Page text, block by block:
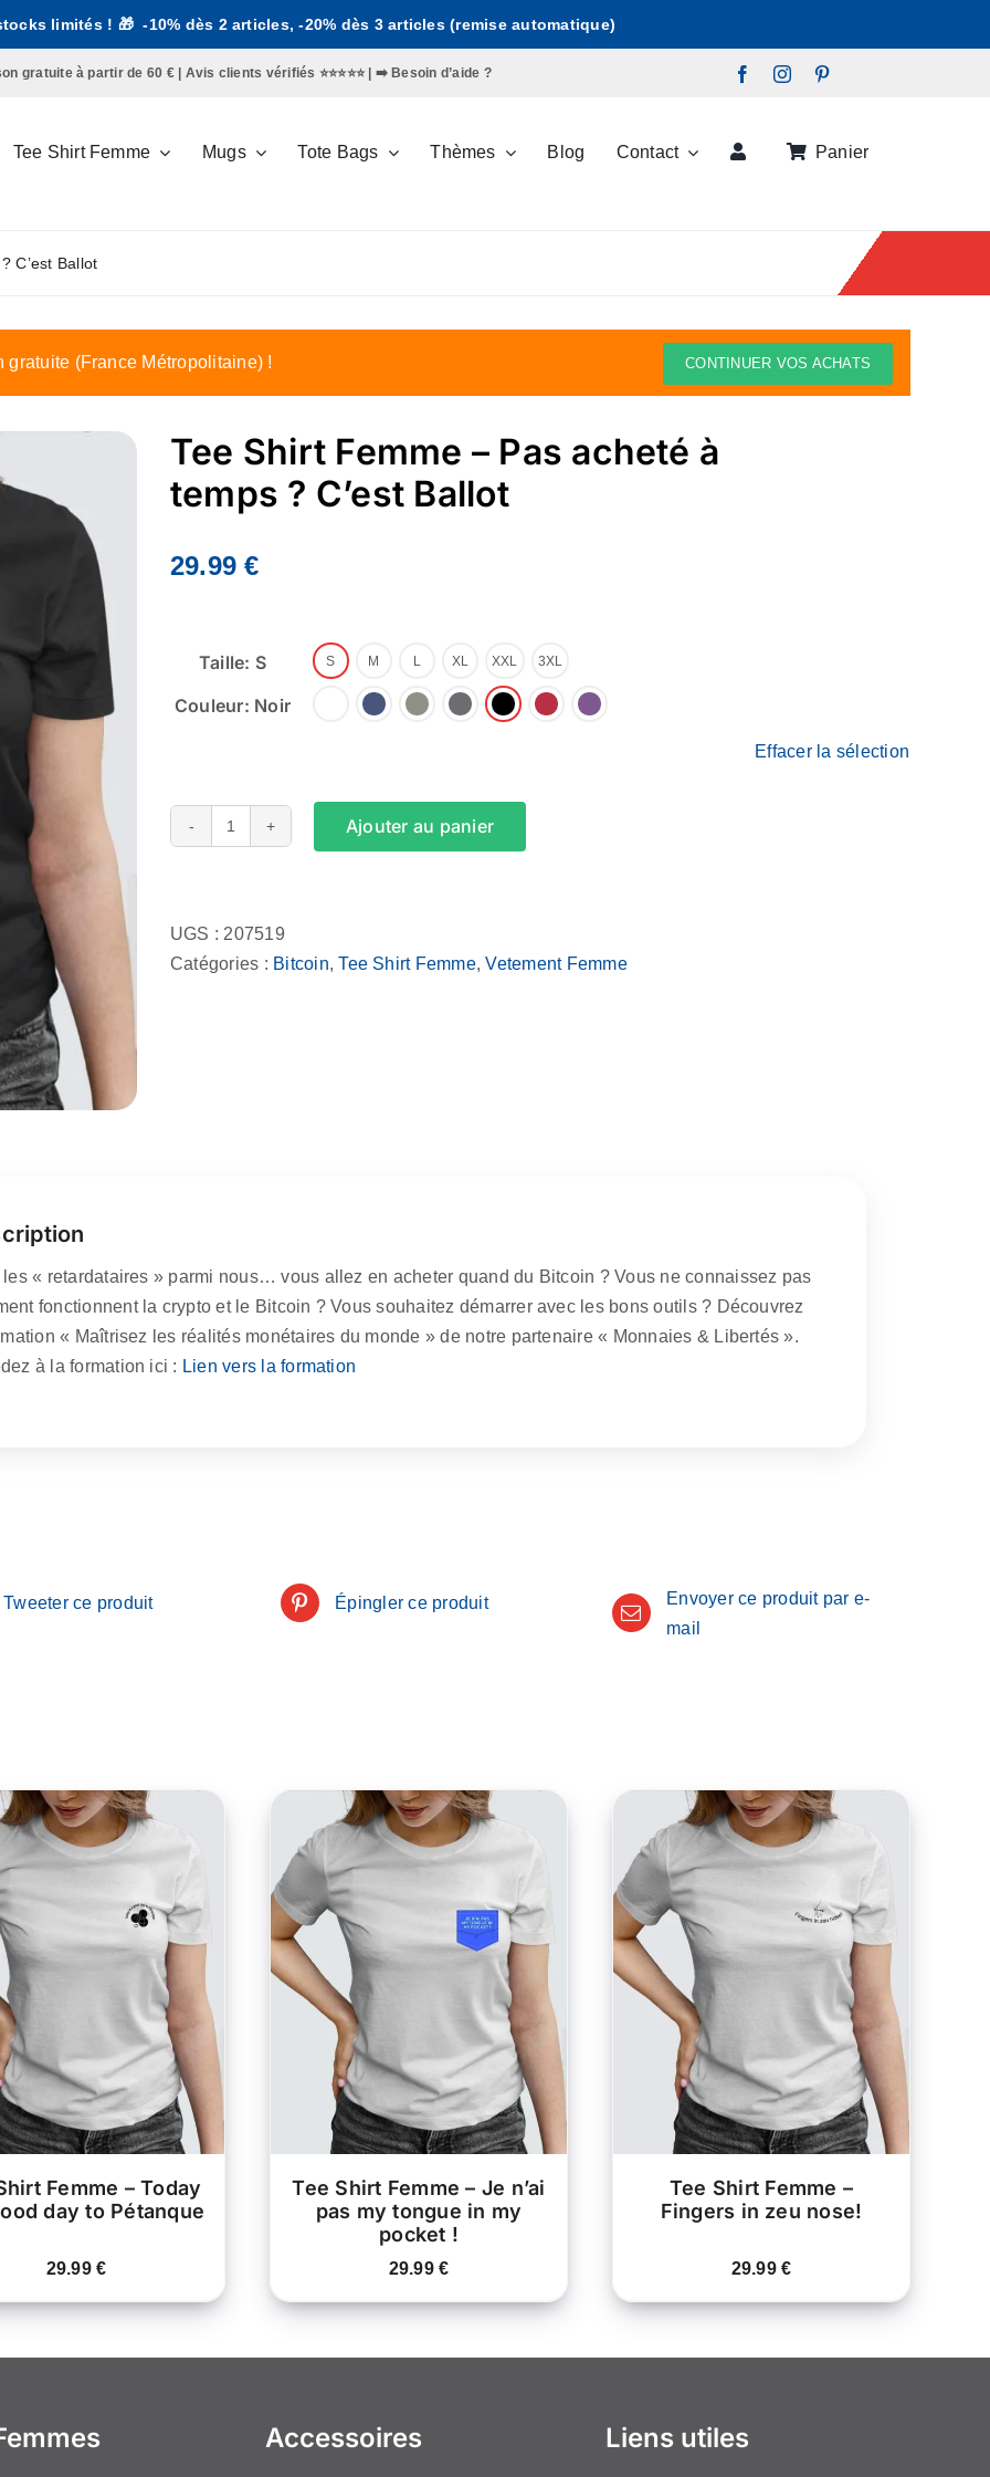
limités ! 🎁 -10% dès 2 articles, -20% dès 3 articles (remise automatique)
à partir de 60 € | Avis clients vérifiés ⭐️⭐️⭐️⭐️⭐️ | ➡️ Besoin d’aide ?
Tee Shirt Femme Mugs Tote Bags Thèmes Blog Contact Panier
C’est Ballot
(France Métropolitaine) ! CONTINUER VOS ACHATS
Tee Shirt Femme – Pas acheté à
temps ? C’est Ballot
29.99€
Taille: S S M L XL XXL 3XL
Couleur: Noir
Effacer la sélection
quantité
Shirt
Femme
Ajouter au panier
UGS : 207519
Catégories : Bitcoin,Tee Shirt Femme,Vetement Femme
les « retardataires » parmi nous… vous allez en acheter quand du Bitcoin ? Vous ne connaissez pas
fonctionnent la crypto et le Bitcoin ? Vous souhaitez démarrer avec les bons outils ? Découvrez
« Maîtrisez les réalités monétaires du monde » de notre partenaire « Monnaies & Libertés ».
à la formation ici : Lien vers la formation
Tweeter ce produit Épingler ce produit
Envoyer ce produit par e-
mail
DES OPTIONS
CE
PRODUIT
A
PLUSIEURS
VARIATIONS.
LES
OPTIONS
PEUVENT
ÊTRE
CHOISIES
LA
PAGE
DU
Femme – Today
day to Pétanque
29.99€
CHOIX DES OPTIONS
CE
PRODUIT
A
PLUSIEURS
VARIATIONS.
LES
OPTIONS
PEUVENT
ÊTRE
CHOISIES
LA
PAGE
DU
Tee Shirt Femme – Je n’ai
pas my tongue in my
pocket !
29.99€
CHOIX DES OPTIONS
CE
PRODUIT
A
PLUSIEURS
VARIATIONS.
LES
OPTIONS
PEUVENT
ÊTRE
CHOISIES
LA
PAGE
DU
/
Tee Shirt Femme –
Fingers in zeu nose!
29.99€
Accessoires Liens utiles